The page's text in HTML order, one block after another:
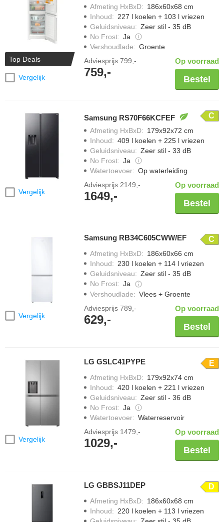
Top Deals
Vergelijk
Afmeting HxBxD: 186x60x68 cm
Inhoud: 227 l koelen + 103 l vriezen
Geluidsniveau: Zeer stil - 35 dB
No Frost: Ja
Vershoudlade: Groente
Adviesprijs 799,-
759,-
Op voorraad
Bestel
Vergelijk
Samsung RS70F66KCFEF C
Afmeting HxBxD: 179x92x72 cm
Inhoud: 409 l koelen + 225 l vriezen
Geluidsniveau: Zeer stil - 33 dB
No Frost: Ja
Watertoevoer: Op waterleiding
Adviesprijs 2149,-
1649,-
Op voorraad
Bestel
Vergelijk
Samsung RB34C605CWW/EF C
Afmeting HxBxD: 186x60x66 cm
Inhoud: 230 l koelen + 114 l vriezen
Geluidsniveau: Zeer stil - 35 dB
No Frost: Ja
Vershoudlade: Vlees + Groente
Adviesprijs 789,-
629,-
Op voorraad
Bestel
Vergelijk
LG GSLC41PYPE E
Afmeting HxBxD: 179x92x74 cm
Inhoud: 420 l koelen + 221 l vriezen
Geluidsniveau: Zeer stil - 36 dB
No Frost: Ja
Watertoevoer: Waterreservoir
Adviesprijs 1479,-
1029,-
Op voorraad
Bestel
LG GBBSJ11DEP D
Afmeting HxBxD: 186x60x68 cm
Inhoud: 220 l koelen + 113 l vriezen